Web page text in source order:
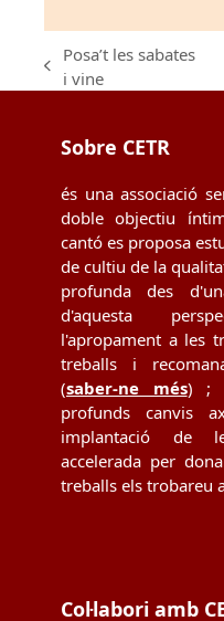
previous
Posa’t les sabates
i vine
Sobre CETR
és una associació
doble objectiu
cantó es proposa
de cultiu de la
profunda des
d'aquesta
l'apropament a les
treballs i
(saber-ne més) ; i
profunds canvis
implantació de
accelerada per
treballs els trobareu
Col·labori amb